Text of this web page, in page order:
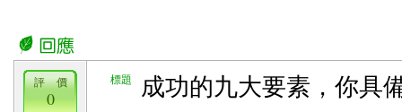
標題 成功的九大要素，你具
評 價
0